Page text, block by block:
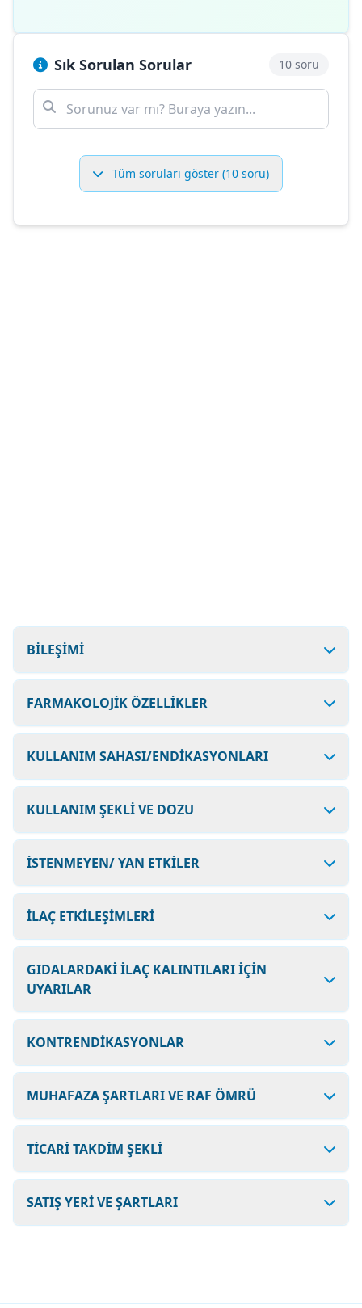
Sık Sorulan Sorular 10 soru
Tüm soruları göster (10 soru)
BİLEŞİMİ
FARMAKOLOJİK ÖZELLİKLER
KULLANIM SAHASI/ENDİKASYONLARI
KULLANIM ŞEKLİ VE DOZU
İSTENMEYEN/ YAN ETKİLER
İLAÇ ETKİLEŞİMLERİ
GIDALARDAKİ İLAÇ KALINTILARI İÇİN
UYARILAR
KONTRENDİKASYONLAR
MUHAFAZA ŞARTLARI VE RAF ÖMRÜ
TİCARİ TAKDİM ŞEKLİ
SATIŞ YERİ VE ŞARTLARI